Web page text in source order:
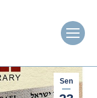
Sen